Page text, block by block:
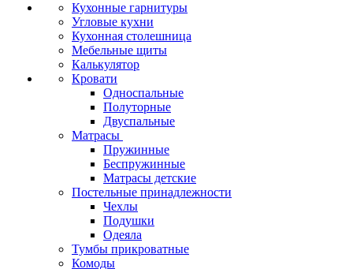
Кухонные гарнитуры
Угловые кухни
Кухонная столешница
Мебельные щиты
Калькулятор
Кровати
Односпальные
Полуторные
Двуспальные
Матрасы
Пружинные
Беспружинные
Матрасы детские
Постельные принадлежности
Чехлы
Подушки
Одеяла
Тумбы прикроватные
Комоды